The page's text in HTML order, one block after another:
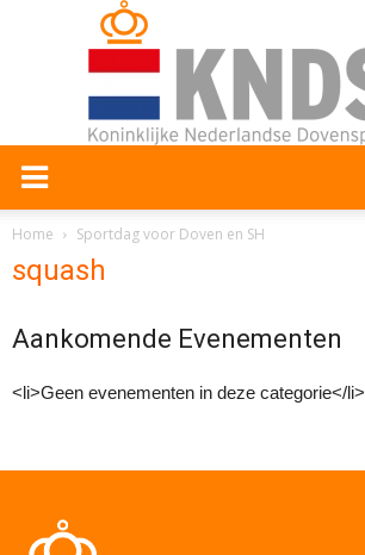
Home Sportdag voor Doven en SH
squash
Aankomende Evenementen
<li>Geen evenementen in deze categorie</li>